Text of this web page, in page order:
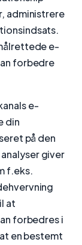
administrere
e-
forbedre
e-
din
på den
giver
f.eks.
at
forbedres i
en bestemt